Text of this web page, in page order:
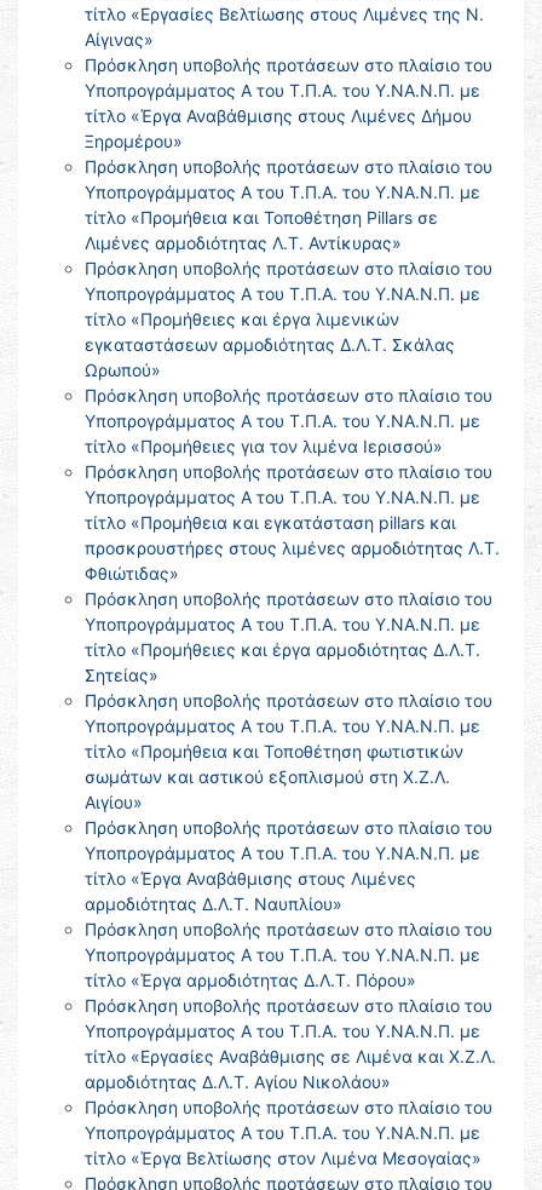
τίτλο «Εργασίες Βελτίωσης στους Λιμένες της Ν.
Αίγινας»
Πρόσκληση υποβολής προτάσεων στο πλαίσιο του
Υποπρογράμματος Α του Τ.Π.Α. του Υ.ΝΑ.Ν.Π. με
τίτλο «Έργα Αναβάθμισης στους Λιμένες Δήμου
Ξηρομέρου»
Πρόσκληση υποβολής προτάσεων στο πλαίσιο του
Υποπρογράμματος Α του Τ.Π.Α. του Υ.ΝΑ.Ν.Π. με
τίτλο «Προμήθεια και Τοποθέτηση Pillars σε
Λιμένες αρμοδιότητας Λ.Τ. Αντίκυρας»
Πρόσκληση υποβολής προτάσεων στο πλαίσιο του
Υποπρογράμματος Α του Τ.Π.Α. του Υ.ΝΑ.Ν.Π. με
τίτλο «Προμήθειες και έργα λιμενικών
εγκαταστάσεων αρμοδιότητας Δ.Λ.Τ. Σκάλας
Ωρωπού»
Πρόσκληση υποβολής προτάσεων στο πλαίσιο του
Υποπρογράμματος Α του Τ.Π.Α. του Υ.ΝΑ.Ν.Π. με
τίτλο «Προμήθειες για τον λιμένα Ιερισσού»
Πρόσκληση υποβολής προτάσεων στο πλαίσιο του
Υποπρογράμματος Α του Τ.Π.Α. του Υ.ΝΑ.Ν.Π. με
τίτλο «Προμήθεια και εγκατάσταση pillars και
προσκρουστήρες στους λιμένες αρμοδιότητας Λ.Τ.
Φθιώτιδας»
Πρόσκληση υποβολής προτάσεων στο πλαίσιο του
Υποπρογράμματος Α του Τ.Π.Α. του Υ.ΝΑ.Ν.Π. με
τίτλο «Προμήθειες και έργα αρμοδιότητας Δ.Λ.Τ.
Σητείας»
Πρόσκληση υποβολής προτάσεων στο πλαίσιο του
Υποπρογράμματος Α του Τ.Π.Α. του Υ.ΝΑ.Ν.Π. με
τίτλο «Προμήθεια και Τοποθέτηση φωτιστικών
σωμάτων και αστικού εξοπλισμού στη Χ.Ζ.Λ.
Αιγίου»
Πρόσκληση υποβολής προτάσεων στο πλαίσιο του
Υποπρογράμματος Α του Τ.Π.Α. του Υ.ΝΑ.Ν.Π. με
τίτλο «Έργα Αναβάθμισης στους Λιμένες
αρμοδιότητας Δ.Λ.Τ. Ναυπλίου»
Πρόσκληση υποβολής προτάσεων στο πλαίσιο του
Υποπρογράμματος Α του Τ.Π.Α. του Υ.ΝΑ.Ν.Π. με
τίτλο «Έργα αρμοδιότητας Δ.Λ.Τ. Πόρου»
Πρόσκληση υποβολής προτάσεων στο πλαίσιο του
Υποπρογράμματος Α του Τ.Π.Α. του Υ.ΝΑ.Ν.Π. με
τίτλο «Εργασίες Αναβάθμισης σε Λιμένα και Χ.Ζ.Λ.
αρμοδιότητας Δ.Λ.Τ. Αγίου Νικολάου»
Πρόσκληση υποβολής προτάσεων στο πλαίσιο του
Υποπρογράμματος Α του Τ.Π.Α. του Υ.ΝΑ.Ν.Π. με
τίτλο «Έργα Βελτίωσης στον Λιμένα Μεσογαίας»
Πρόσκληση υποβολής προτάσεων στο πλαίσιο του